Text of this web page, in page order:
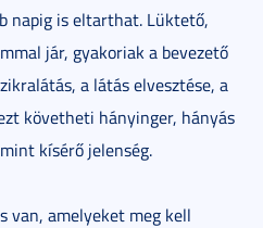
napig is eltarthat. Lüktető,
jár, gyakoriak a bevezető
a látás elvesztése, a
követheti hányinger, hányás
kísérő jelenség.
van, amelyeket meg kell